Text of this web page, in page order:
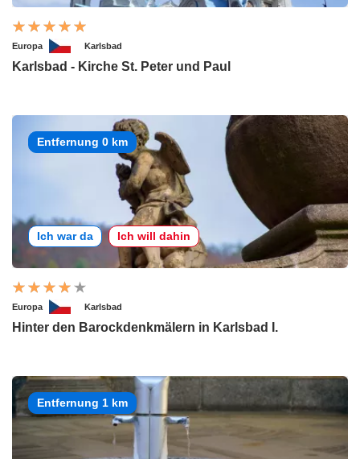
Europa Karlsbad
Karlsbad - Kirche St. Peter und Paul
Entfernung 0 km
Ich war da Ich will dahin
Europa Karlsbad
Hinter den Barockdenkmälern in Karlsbad I.
Entfernung 1 km